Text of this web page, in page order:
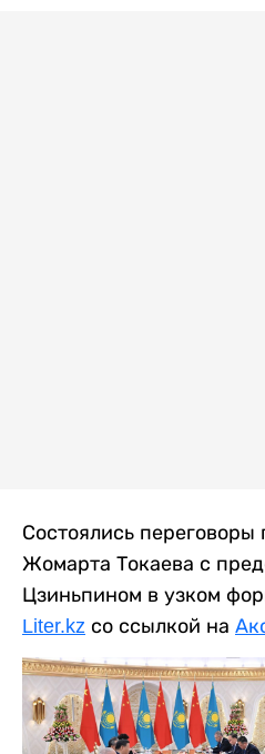
Состоялись
Жомарта Токаева с
Цзиньпином в узком
Liter.kz со ссылкой на